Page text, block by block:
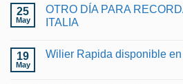
25
May
OTRO DÍA PARA
ITALIA
comentarios
19
May
Wilier Rapida disponible